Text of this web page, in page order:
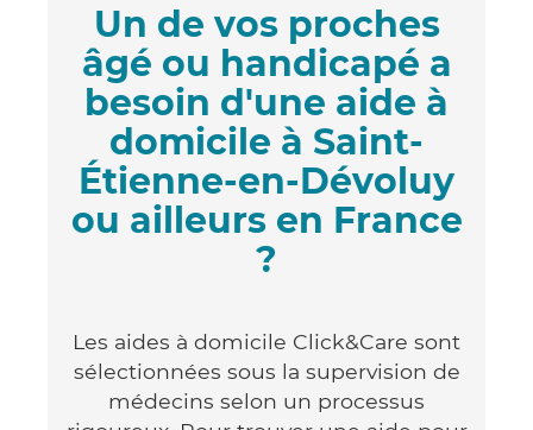
Un de vos proches
âgé ou handicapé a
besoin d'une aide à
domicile à Saint-
Étienne-en-Dévoluy
ou ailleurs en France
?
Les aides à domicile Click&Care sont
sélectionnées sous la supervision de
médecins selon un processus